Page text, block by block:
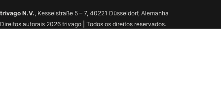
trivago N.V., Kesselstraße 5 – 7, 40221 Düsseldorf, Alemanha
Direitos autorais 2026 trivago | Todos os direitos reservados.